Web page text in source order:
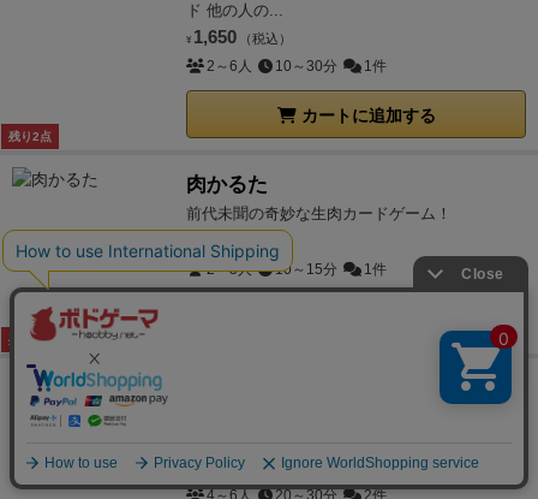
残り2点
ド 他の人の...
¥ 1,650 （税込）
2～6人 10～30分 1件
カートに追加する
残り2点
肉かるた
前代未聞の奇妙な生肉カードゲーム！
1,500 （税込）
2～5人 10～15分 1件
¥ 2,800（税込）
4～6人 20～30分 2件